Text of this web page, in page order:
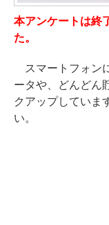
本アンケートは終
た。
スマートフォン
ータや、どんどん
クアップしていま
い。